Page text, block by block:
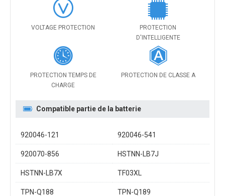
VOLTAGE PROTECTION
PROTECTION
D'INTELLIGENTE
PROTECTION TEMPS DE
CHARGE
PROTECTION DE CLASSE A
Compatible partie de la batterie
920046-121 920046-541
920070-856 HSTNN-LB7J
HSTNN-LB7X TF03XL
TPN-Q188 TPN-Q189